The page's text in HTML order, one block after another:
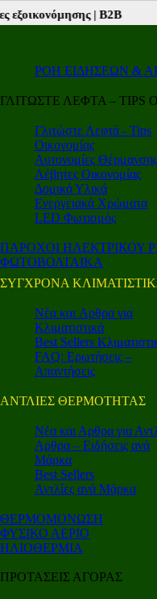
|Β2Β νέα |Autotriti.gr |
ΡΟΗ ΕΙΔΗΣΕΩΝ &
ΓΛΙΤΩΣΤΕ ΛΕΦΤΑ – TIPS
Γλιτώστε Λεφτά - Tips
Οικονομίας
Αυτονομίες Θέρμανσης
Λέβητες Οικονομίας
Δομικά Υλικά
Ενεργειακά Χρώματα
LED Φωτισμός
ΠΑΡΟΧΟΙ ΗΛΕΚΤΡΙΚΟΥ
ΦΩΤΟΒΟΛΤΑΙΚΑ
ΣΥΓΧΡΟΝΑ
Νέα και Aρθρα για
Κλιματιστικά
Best Sellers
FAQ: Ερωτήσεις –
Απαντήσεις
ΑΝΤΛΙΕΣ ΘΕΡΜΟΤΗΤΑΣ
Nέα και Αρθρα για
Αρθρα – Ειδήσεις ανά
Μάρκα
Best Sellers
Αντλίες ανά Μάρκα
ΘΕΡΜΟΜΟΝΩΣΗ
ΦΥΣΙΚΟ ΑΕΡΙΟ
ΗΛΙΟΘΕΡΜΙΑ
ΠΡΟΤΑΣΕΙΣ ΑΓΟΡΑΣ